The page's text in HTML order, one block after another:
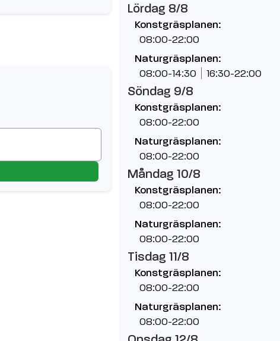
Lördag 8/8
Konstgräsplanen:
08:00-22:00
Naturgräsplanen:
08:00-14:30 16:30-22:00
Söndag 9/8
Konstgräsplanen:
08:00-22:00
Naturgräsplanen:
08:00-22:00
Måndag 10/8
Konstgräsplanen:
08:00-22:00
Naturgräsplanen:
08:00-22:00
Tisdag 11/8
Konstgräsplanen:
08:00-22:00
Naturgräsplanen:
08:00-22:00